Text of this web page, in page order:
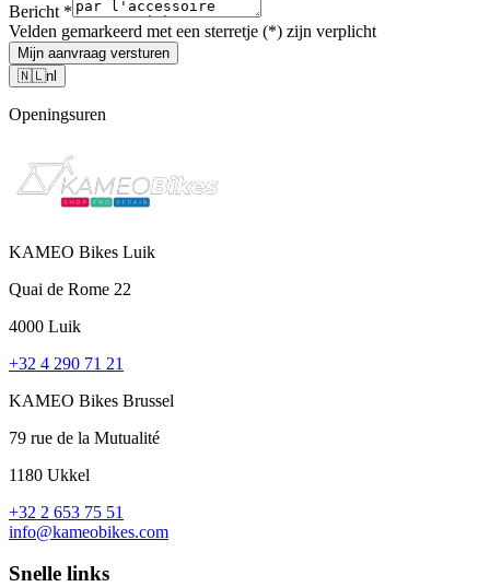
Bericht *
Velden gemarkeerd met een sterretje (*) zijn verplicht
Mijn aanvraag versturen
🇳🇱nl
Openingsuren
KAMEO Bikes Luik
Quai de Rome 22
4000 Luik
+32 4 290 71 21
KAMEO Bikes Brussel
79 rue de la Mutualité
1180 Ukkel
+32 2 653 75 51
info@kameobikes.com
Snelle links